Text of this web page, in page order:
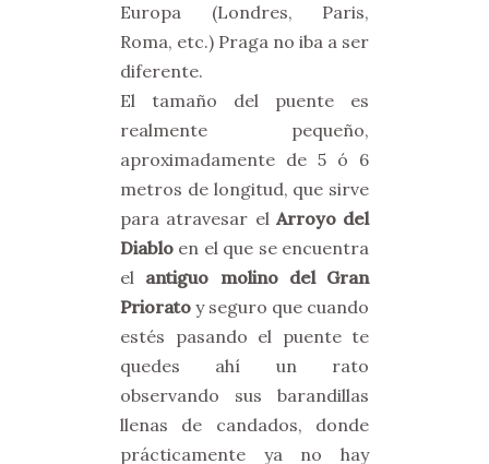
Europa (Londres, Paris,
Roma, etc.) Praga no iba a ser
diferente.
El tamaño del puente es
realmente pequeño,
aproximadamente de 5 ó 6
metros de longitud, que sirve
para atravesar el Arroyo del
Diablo en el que se encuentra
el antiguo molino del Gran
Priorato y seguro que cuando
estés pasando el puente te
quedes ahí un rato
observando sus barandillas
llenas de candados, donde
prácticamente ya no hay